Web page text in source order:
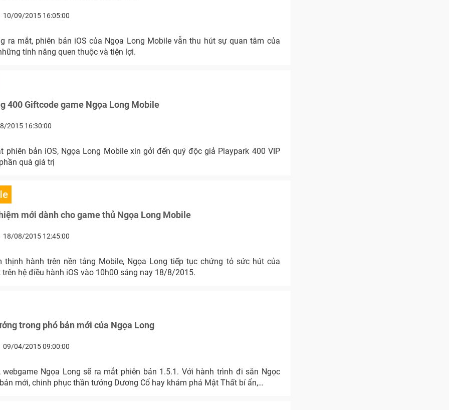
10/09/2015 16:05:00
ra mắt, phiên bản iOS của Ngọa Long Mobile vẫn thu hút sự quan tâm của
tính năng quen thuộc và tiện lợi.
400 Giftcode game Ngọa Long Mobile
2015 16:30:00
Ngọa Long Mobile xin gởi đến quý độc giả Playpark 400 VIP
quà giá trị
mới dành cho game thủ Ngọa Long Mobile
18/08/2015 12:45:00
thịnh hành trên nền tảng Mobile, Ngọa Long tiếp tục chứng tỏ sức hút của
hệ điều hành iOS vào 10h00 sáng nay 18/8/2015.
trong phó bản mới của Ngọa Long
09/04/2015 09:00:00
webgame Ngọa Long sẽ ra mắt phiên bản 1.5.1. Với hành trình đi săn Ngọc
mới, chinh phục thần tướng Dương Cổ hay khám phá Mật Thất bí ẩn,…